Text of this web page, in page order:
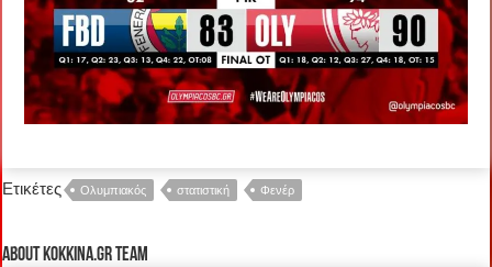
Ετικέτες Ολυμπιακός στατιστική Φενέρ
About kokkina.gr TEAM